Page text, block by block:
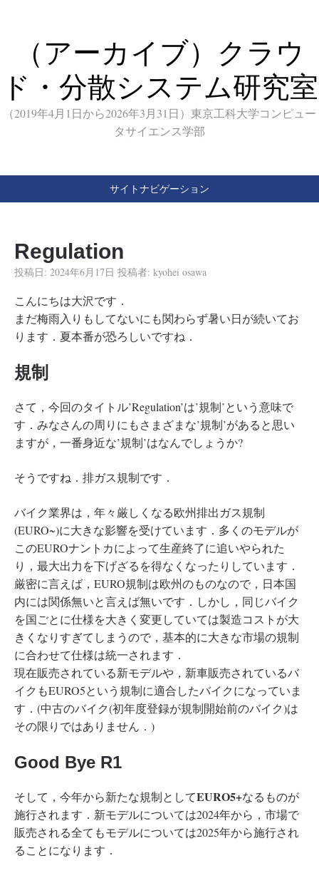
（アーカイブ）クラウ
ド・分散システム研究室
（2019年4月1日から2026年3月31日）東京工科大学コンピュー
タサイエンス学部
サイトナビゲーション
Regulation
投稿日: 2024年6月17日 投稿者: kyohei osawa
こんにちは大沢です．
まだ梅雨入りもしてないにも関わらず暑い日が続いてお
ります．夏本番が恐ろしいですね．
規制
さて，今回のタイトル’Regulation’は’規制’という意味で
す．みなさんの周りにもさまざまな’規制’があると思い
ますが，一番身近な’規制’はなんでしょうか?
そうですね．排ガス規制です．
バイク業界は，年々厳しくなる欧州排出ガス規制
(EURO~)に大きな影響を受けています．多くのモデルが
このEUROナントカによって生産終了に追いやられた
り，最大出力を下げざるを得なくなったりしています．
厳密に言えば，EURO規制は欧州のものなので，日本国
内には関係無いと言えば無いです．しかし，同じバイク
を国ごとに仕様を大きく変更していては製造コストが大
きくなりすぎてしまうので，基本的に大きな市場の規制
に合わせて仕様は統一されます．
現在販売されている新モデルや，新車販売されているバ
イクもEURO5という規制に適合したバイクになっていま
す．(中古のバイク(初年度登録が規制開始前のバイク)は
その限りではありません．)
Good Bye R1
そして，今年から新たな規制としてEURO5+なるものが
施行されます．新モデルについては2024年から，市場で
販売される全てもモデルについては2025年から施行され
ることになります．